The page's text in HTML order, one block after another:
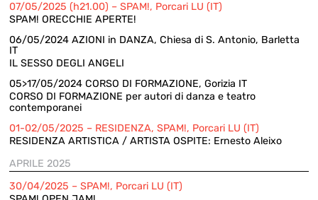
07/05/2025 (h21.00) – SPAM!, Porcari LU (IT)
SPAM! ORECCHIE APERTE!
06/05/2024 AZIONI in DANZA, Chiesa di S. Antonio, Barletta
IT
IL SESSO DEGLI ANGELI
05>17/05/2024 CORSO DI FORMAZIONE, Gorizia IT
CORSO DI FORMAZIONE per autori di danza e teatro
contemporanei
01-02/05/2025 – RESIDENZA, SPAM!, Porcari LU (IT)
RESIDENZA ARTISTICA / ARTISTA OSPITE: Ernesto Aleixo
APRILE 2025
30/04/2025 – SPAM!, Porcari LU (IT)